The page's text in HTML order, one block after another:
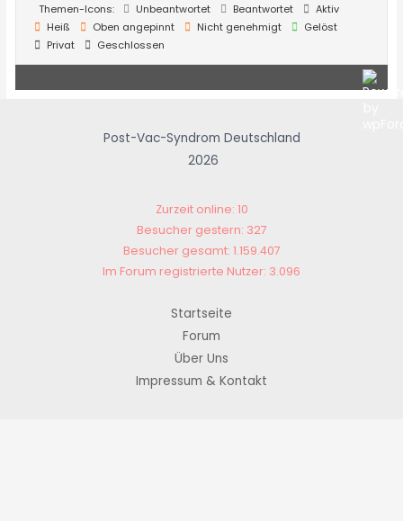
Themen-Icons:
Unbeantwortet Beantwortet
Aktiv
Heiß
Oben angepinnt Nicht genehmigt
Gelöst
Privat
Geschlossen
Post-Vac-Syndrom Deutschland
2026
Zurzeit online: 10
Besucher gestern: 327
Besucher gesamt: 1.159.407
Im Forum registrierte Nutzer: 3.096
Startseite
Forum
Über Uns
Impressum & Kontakt